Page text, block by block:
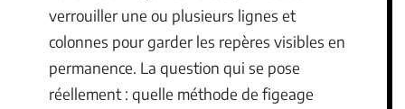
verrouiller une ou plusieurs lignes et
colonnes pour garder les repères visibles en
permanence. La question qui se pose
réellement : quelle méthode de figeage